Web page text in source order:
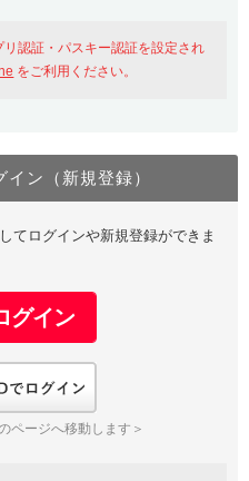
を含む最新の機能を使う方
にログイン
Amazon
Oneのログイン画面へ遷移します
アカウント作成
録可能
Yahoo!
認証・パスキー認証を設定され
をご利用ください。
ン（新規登録）
てログインや新規登録ができま
ページへ移動します＞